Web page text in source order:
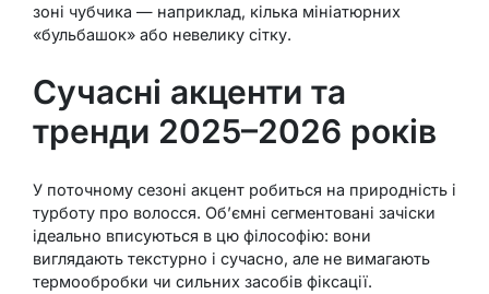
зоні чубчика — наприклад, кілька мініатюрних
«бульбашок» або невелику сітку.
Сучасні акценти та
тренди 2025–2026 років
У поточному сезоні акцент робиться на природність і
турботу про волосся. Об’ємні сегментовані зачіски
ідеально вписуються в цю філософію: вони
виглядають текстурно і сучасно, але не вимагають
термообробки чи сильних засобів фіксації.